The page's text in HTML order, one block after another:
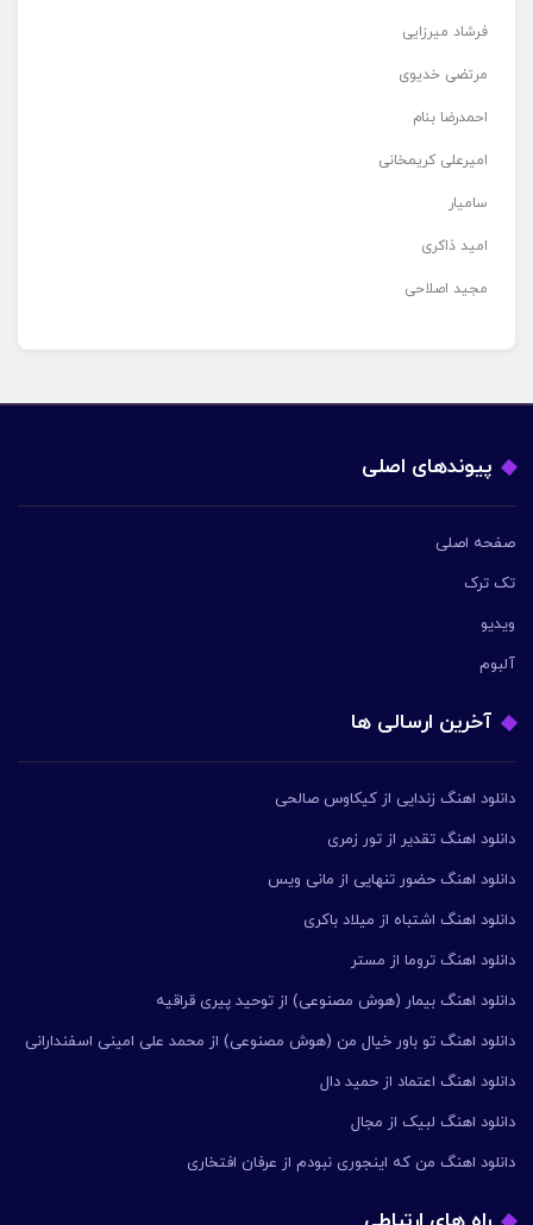
فرشاد میرزایی
مرتضی خدیوی
احمدرضا بنام
امیرعلی کریمخانی
سامیار
امید ذاکری
مجید اصلاحی
پیوندهای اصلی
صفحه اصلی
تک ترک
ویدیو
آلبوم
آخرین ارسالی ها
دانلود اهنگ زندایی از کیکاوس صالحی
دانلود اهنگ تقدیر از تور زمری
دانلود اهنگ حضور تنهایی از مانی ویس
دانلود اهنگ اشتباه از میلاد باکری
دانلود اهنگ تروما از مستر
دانلود اهنگ بیمار (هوش مصنوعی) از توحید پیری قراقیه
دانلود اهنگ تو باور خیال من (هوش مصنوعی) از محمد علی امینی اسفندارانی
دانلود اهنگ اعتماد از حمید دال
دانلود اهنگ لبیک از مجال
دانلود اهنگ من که اینجوری نبودم از عرفان افتخاری